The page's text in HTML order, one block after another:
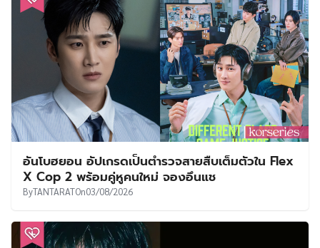
อันโบฮยอน อัปเกรดเป็นตำรวจสายสืบเต็มตัวใน Flex
X Cop 2 พร้อมคู่หูคนใหม่ จองอึนแช
ByTANTARATOn03/08/2026